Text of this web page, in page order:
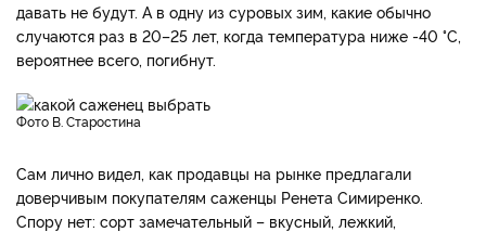
давать не будут. А в одну из суровых зим, какие обычно
случаются раз в 20–25 лет, когда температура ниже -40 °С,
вероятнее всего, погибнут.
фото В. Старостина
Сам лично видел, как продавцы на рынке предлагали
доверчивым покупателям саженцы Ренета Симиренко.
Спору нет: сорт замечательный – вкусный, лежкий,